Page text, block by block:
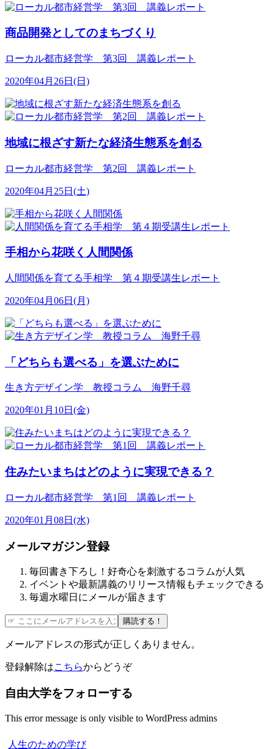
商品開発としてのまちづくり
ローカル都市経営学 第3回 講義レポート
2020年04月26日(日)
地域に根ざす新たな経済生態系を創る
ローカル都市経営学 第2回 講義レポート
2020年04月25日(土)
手相から花咲く人間関係
人間関係を育てる手相学 第４期受講生レポート
2020年04月06日(月)
「どちらも選べる」を選ぶために
生き方デザイン学 教授コラム 海野千尋
2020年01月10日(金)
住みたいまちはどのように実現できる？
ローカル都市経営学 第1回 講義レポート
2020年01月08日(水)
メールマガジン登録
毎回書き下ろし！好奇心を刺激するコラムが人気
イベントや最新講義のリリース情報もチェックできる
毎週水曜日にメールが届きます
購読する！
メールアドレスの形式が正しくありません。
登録解除はこちらからどうぞ
自由大学をフォローする
This error message is only visible to WordPress admins
人生のための学び